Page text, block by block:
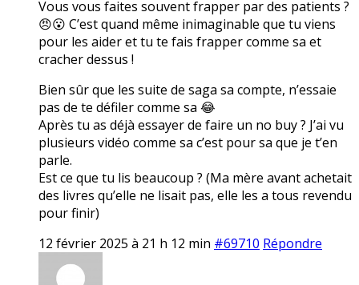
Vous vous faites souvent frapper par des patients ?
😠😮 C’est quand même inimaginable que tu viens
pour les aider et tu te fais frapper comme sa et
cracher dessus !
Bien sûr que les suite de saga sa compte, n’essaie
pas de te défiler comme sa 😂
Après tu as déjà essayer de faire un no buy ? J’ai vu
plusieurs vidéo comme sa c’est pour sa que je t’en
parle.
Est ce que tu lis beaucoup ? (Ma mère avant achetait
des livres qu’elle ne lisait pas, elle les a tous revendu
pour finir)
12 février 2025 à 21 h 12 min #69710 Répondre